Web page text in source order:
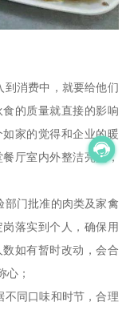
到消费中，就要给他们
的质量就直接的影响
家的觉得和企业的暖
厅室内外整洁亮堂，
部门批准的肉类及家禽
落实到个人，确保用
如有暂时改动，会合
心；
不同口味和时节，合理